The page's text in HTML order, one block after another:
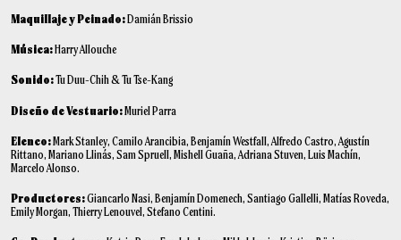
Maquillaje y Peinado:Damián Brissio
Música:Harry Allouche
Sonido:Tu Duu-Chih & Tu Tse-Kang
Diseño de Vestuario:Muriel Parra
Elenco:Mark Stanley, Camilo Arancibia, Benjamín Westfall, Alfredo Castro, Agustín
Rittano, Mariano Llinás, Sam Spruell, Mishell Guaña, Adriana Stuven, Luis Machín,
Marcelo Alonso.
Productores:Giancarlo Nasi, Benjamín Domenech, Santiago Gallelli, Matías Roveda,
Emily Morgan, Thierry Lenouvel, Stefano Centini.